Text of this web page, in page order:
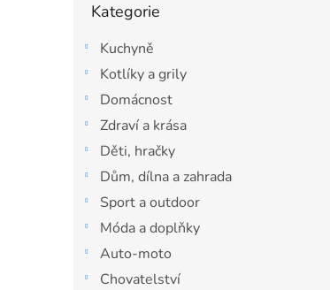
kategorie
Kategorie
Kuchyně
Kotlíky a grily
Domácnost
Zdraví a krása
Děti, hračky
Dům, dílna a zahrada
Sport a outdoor
Móda a doplňky
Auto-moto
Chovatelství